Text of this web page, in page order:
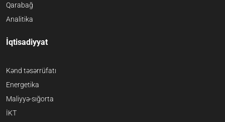
Qarabağ
Analitika
İqtisadiyyat
Kənd təsərrüfatı
Energetika
Maliyyə-sığorta
İKT